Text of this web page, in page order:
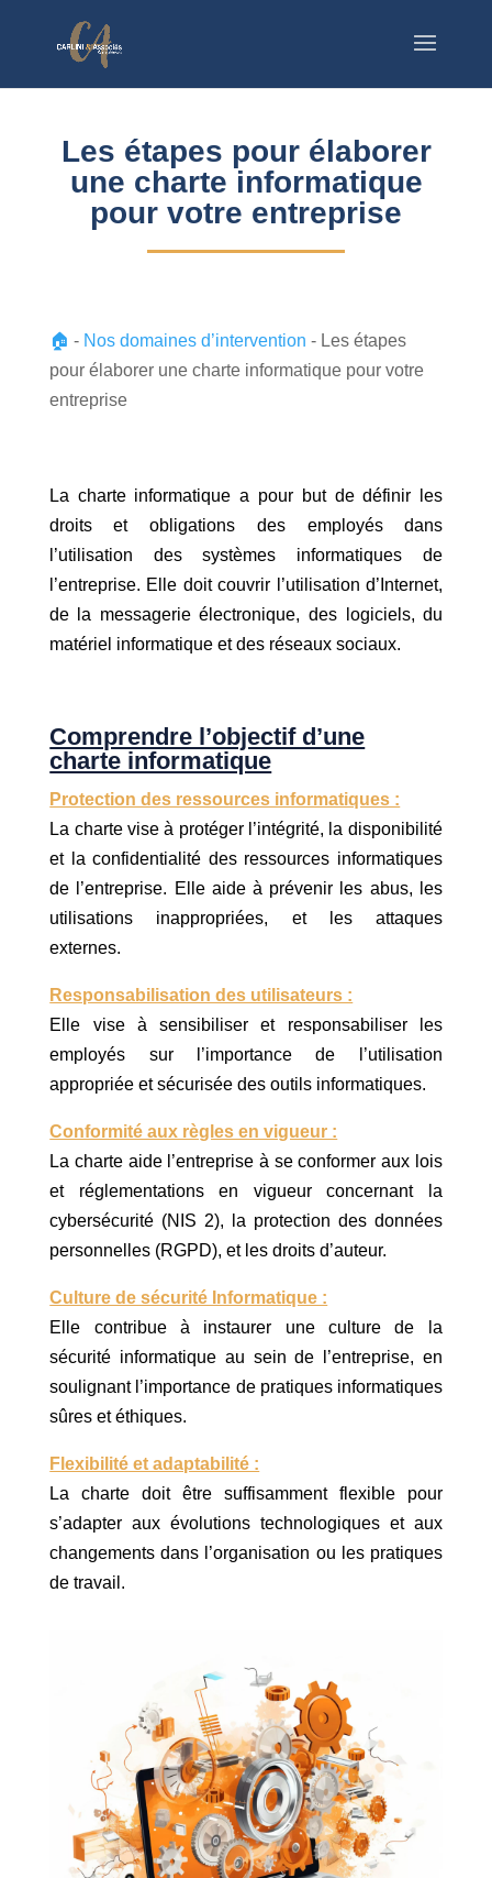
Les étapes pour élaborer
une charte informatique
pour votre entreprise
🏠 - Nos domaines d’intervention - Les étapes
pour élaborer une charte informatique pour votre
entreprise
La charte informatique a pour but de définir les
droits et obligations des employés dans
l’utilisation des systèmes informatiques de
l’entreprise. Elle doit couvrir l’utilisation d’Internet,
de la messagerie électronique, des logiciels, du
matériel informatique et des réseaux sociaux.
Comprendre l’objectif d’une
charte informatique
Protection des ressources informatiques :
La charte vise à protéger l’intégrité, la disponibilité
et la confidentialité des ressources informatiques
de l’entreprise. Elle aide à prévenir les abus, les
utilisations inappropriées, et les attaques
externes.
Responsabilisation des utilisateurs :
Elle vise à sensibiliser et responsabiliser les
employés sur l’importance de l’utilisation
appropriée et sécurisée des outils informatiques.
Conformité aux règles en vigueur :
La charte aide l’entreprise à se conformer aux lois
et réglementations en vigueur concernant la
cybersécurité (NIS 2), la protection des données
personnelles (RGPD), et les droits d’auteur.
Culture de sécurité Informatique :
Elle contribue à instaurer une culture de la
sécurité informatique au sein de l’entreprise, en
soulignant l’importance de pratiques informatiques
sûres et éthiques.
Flexibilité et adaptabilité :
La charte doit être suffisamment flexible pour
s’adapter aux évolutions technologiques et aux
changements dans l’organisation ou les pratiques
de travail.